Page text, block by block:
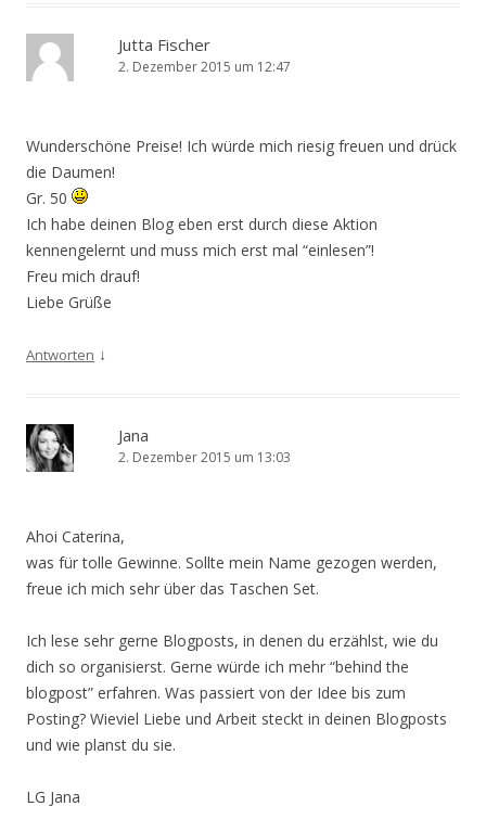
Jutta Fischer
2. Dezember 2015 um 12:47
Wunderschöne Preise! Ich würde mich riesig freuen und drück
die Daumen!
Gr. 50
Ich habe deinen Blog eben erst durch diese Aktion
kennengelernt und muss mich erst mal “einlesen”!
Freu mich drauf!
Liebe Grüße
Antworten ↓
Jana
2. Dezember 2015 um 13:03
Ahoi Caterina,
was für tolle Gewinne. Sollte mein Name gezogen werden,
freue ich mich sehr über das Taschen Set.
Ich lese sehr gerne Blogposts, in denen du erzählst, wie du
dich so organisierst. Gerne würde ich mehr “behind the
blogpost” erfahren. Was passiert von der Idee bis zum
Posting? Wieviel Liebe und Arbeit steckt in deinen Blogposts
und wie planst du sie.
LG Jana